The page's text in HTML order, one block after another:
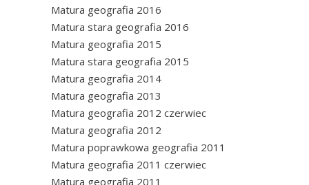
Matura geografia 2016
Matura stara geografia 2016
Matura geografia 2015
Matura stara geografia 2015
Matura geografia 2014
Matura geografia 2013
Matura geografia 2012 czerwiec
Matura geografia 2012
Matura poprawkowa geografia 2011
Matura geografia 2011 czerwiec
Matura geografia 2011